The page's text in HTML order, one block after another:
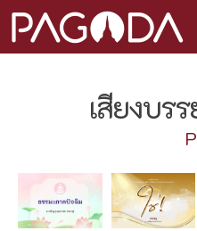
เสียงบร